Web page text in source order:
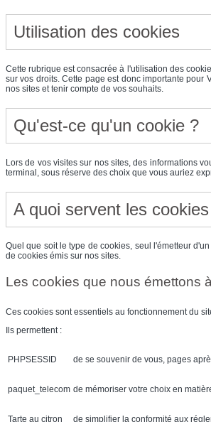
Utilisation des cookies
Cette rubrique est consacrée à l'utilisation des
sur vos droits. Cette page est donc importante
nos sites et tenir compte de vos souhaits.
Qu'est-ce qu'un cookie ?
Lors de vos visites sur nos sites, des informations
terminal, sous réserve des choix que vous auriez
A quoi servent les
Quel que soit le type de cookies, seul l'émetteur
de cookies émis sur nos sites.
Les cookies que nous émettons
Ces cookies sont essentiels au fonctionnement du
Ils permettent :
PHPSESSID de se souvenir de vous, pages
paquet_telecom de mémoriser votre choix en
Tarte au citron de simplifier la conformité aux